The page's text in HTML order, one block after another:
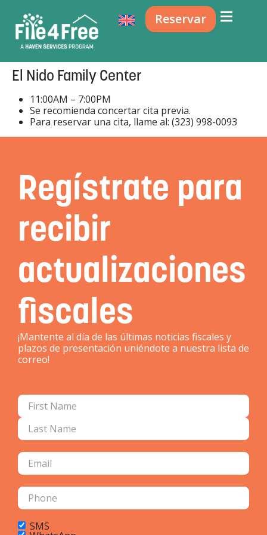
Reservar
El Nido Family Center
11:00AM – 7:00PM
Se recomienda concertar cita previa.
Para reservar una cita, llame al: (323) 998-0093
Regístrate para
recibir
actualizaciones
fiscales
¡Mantente al día de las últimas noticias fiscales y
plazos de presentación uniéndote a nuestra lista de
correo!
SMS